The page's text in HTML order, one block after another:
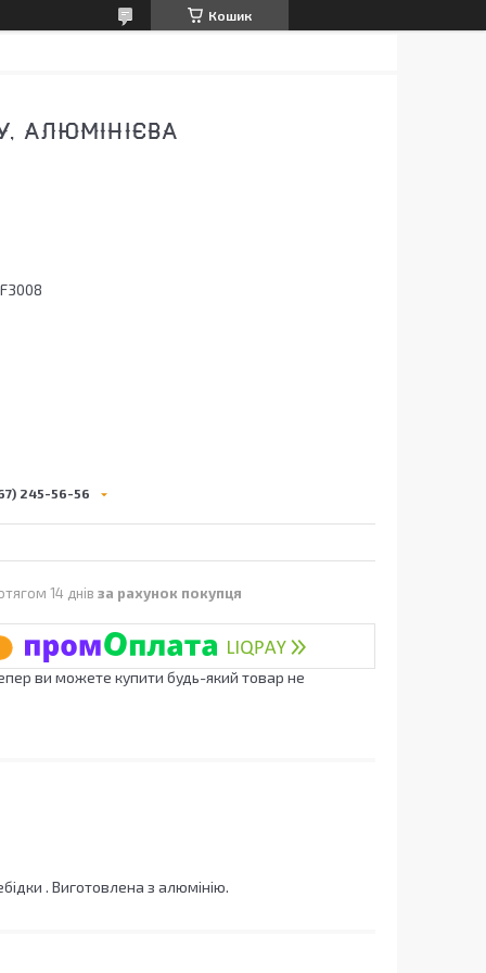
Кошик
АЛЮМІНІЄВА
245-56-56
14 днів за рахунок покупця
ви можете купити будь-який товар не
. Виготовлена з алюмінію.